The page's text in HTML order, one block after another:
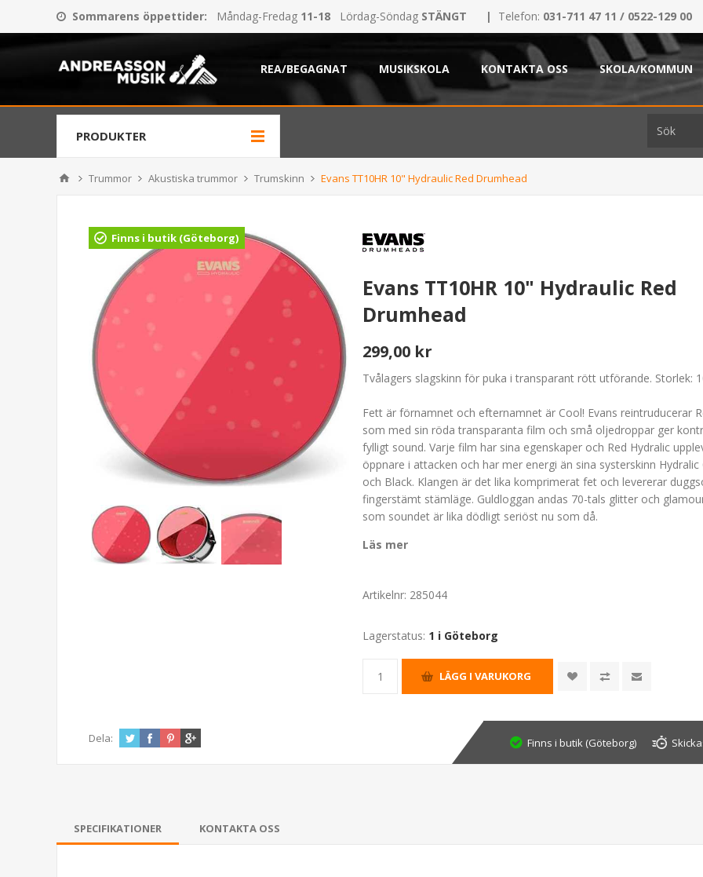
Sommarens öppettider: Måndag-Fredag 11-18 Lördag-Söndag STÄNGT | Telefon: 031-711 47 11 / 0522-129 00
REA/BEGAGNAT MUSIKSKOLA KONTAKTA OSS SKOLA/KOMMUN
PRODUKTER
Trummor Akustiska trummor Trumskinn Evans TT10HR 10" Hydraulic Red Drumhead
Finns i butik (Göteborg)
Evans TT10HR 10" Hydraulic Red
Drumhead
299,00 kr
Tvålagers slagskinn för puka i transparant rött utförande. Storlek:
Fett är förnamnet och efternamnet är Cool! Evans reintruducerar
som med sin röda transparanta film och små oljedroppar ger
fylligt sound. Varje film har sina egenskaper och Red Hydralic
öppnare i attacken och har mer energi än sina systerskinn Hydralic
och Black. Klangen är det lika komprimerat fet och levererar
fingerstämt stämläge. Guldloggan andas 70-tals glitter och
som soundet är lika dödligt seriöst nu som då.
Läs mer
Artikelnr: 285044
Lagerstatus: 1 i Göteborg
Dela: Finns i butik (Göteborg)
SPECIFIKATIONER KONTAKTA OSS